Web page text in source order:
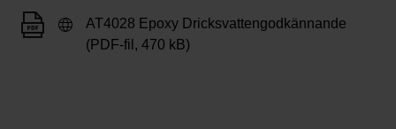
AT4028 Epoxy Dricksvattengodkännande
(PDF-fil, 470 kB)